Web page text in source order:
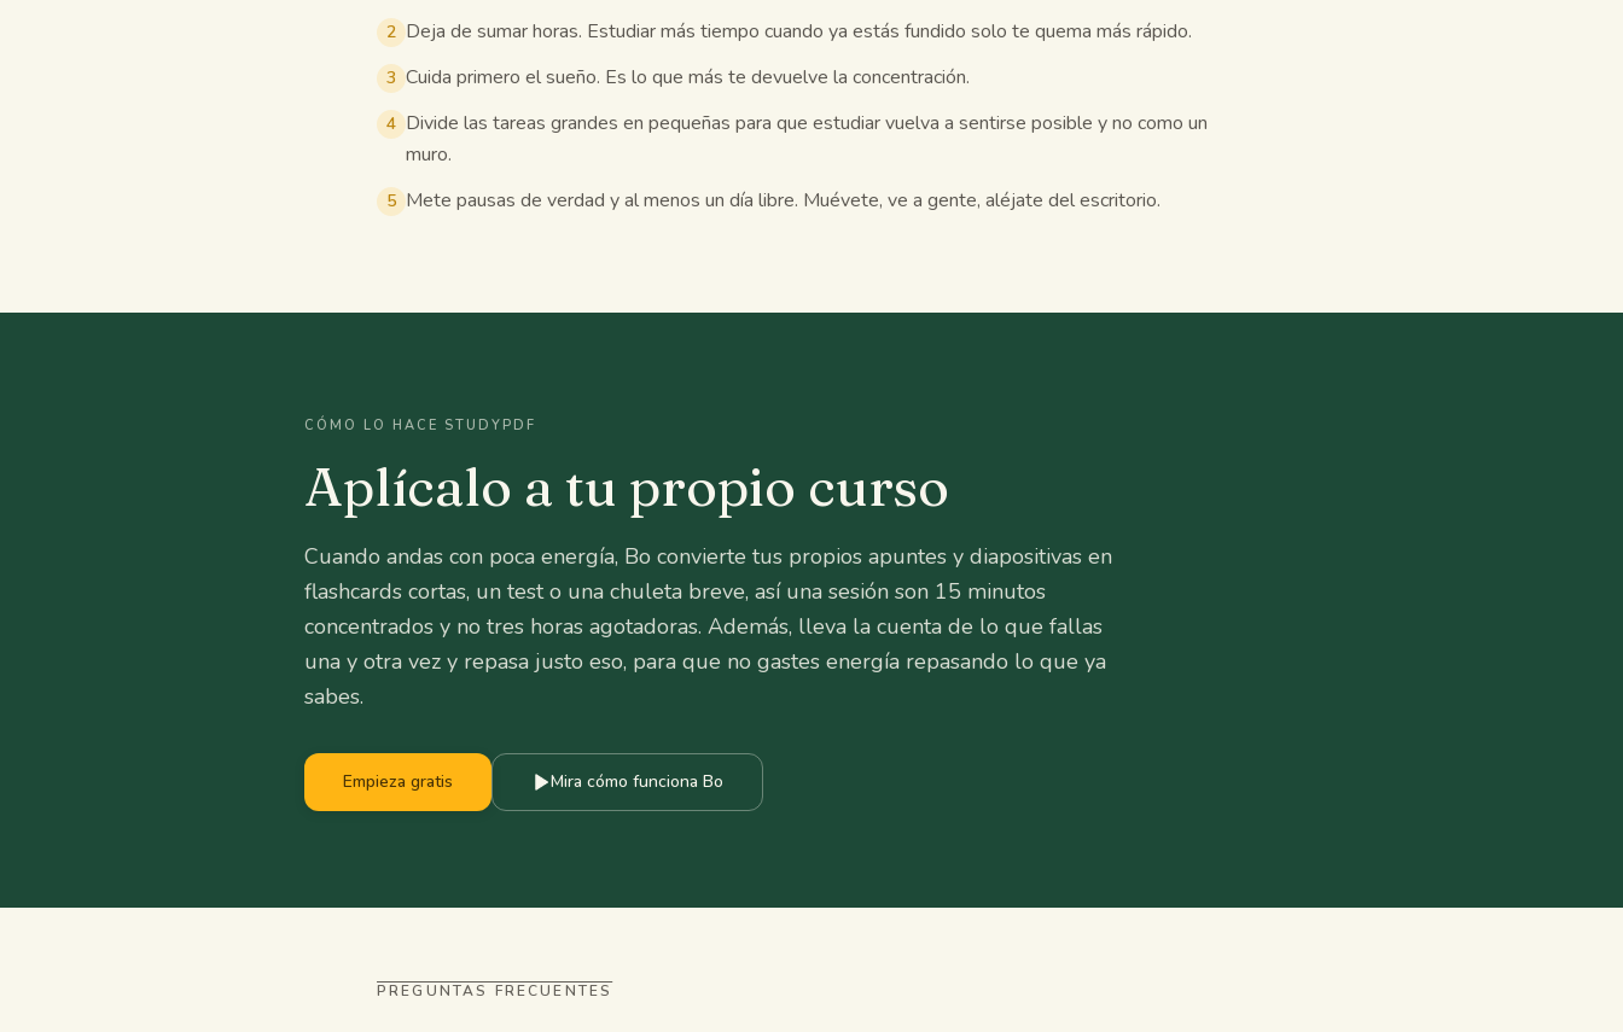
2 Deja de sumar horas. Estudiar más tiempo cuando ya estás fundido solo te quema más rápido.
3 Cuida primero el sueño. Es lo que más te devuelve la concentración.
4 Divide las tareas grandes en pequeñas para que estudiar vuelva a sentirse posible y no como un
muro.
5 Mete pausas de verdad y al menos un día libre. Muévete, ve a gente, aléjate del escritorio.
CÓMO LO HACE STUDYPDF
Aplícalo a tu propio curso
Cuando andas con poca energía, Bo convierte tus propios apuntes y diapositivas en
flashcards cortas, un test o una chuleta breve, así una sesión son 15 minutos
concentrados y no tres horas agotadoras. Además, lleva la cuenta de lo que fallas
una y otra vez y repasa justo eso, para que no gastes energía repasando lo que ya
sabes.
Empieza gratis Mira cómo funciona Bo
PREGUNTAS FRECUENTES